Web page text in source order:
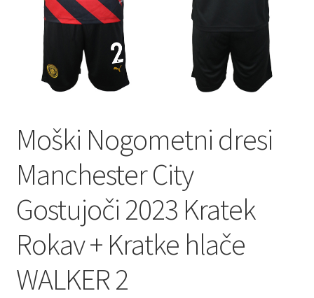
Moški Nogometni dresi
Manchester City
Gostujoči 2023 Kratek
Rokav + Kratke hlače
WALKER 2